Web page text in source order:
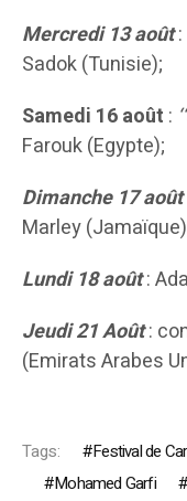
Mercredi 13 août:
Sadok (Tunisie);
Samedi 16 août :
Farouk (Egypte);
Dimanche 17 août
Marley
Lundi 18 août:
Jeudi 21 Août:
(Emirats Arabes
Tags: Festival de
Mohamed Garfi